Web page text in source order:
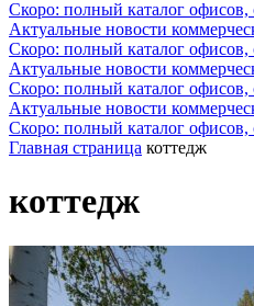
Скоро: полный каталог
Актуальные новости
Скоро: полный каталог
Актуальные новости
Скоро: полный каталог
Актуальные новости
Скоро: полный каталог
Главная страница коттедж
коттедж